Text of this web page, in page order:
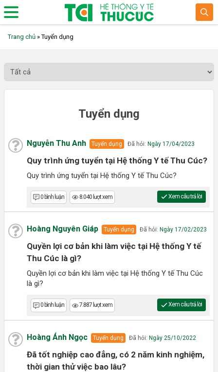
Trang chủ »Tuyển dụng
Tuyển dụng
Nguyễn Thu Anh Tuyển dụng Đã hỏi: Ngày 17/04/2023
Quy trình ứng tuyển tại Hệ thống Y tế Thu Cúc?
Quy trình ứng tuyển tại Hệ thống Y tế Thu Cúc?
0 bình luận 8.040 lượt xem Xem câu trả lời
Hoàng Nguyên Giáp Tuyển dụng Đã hỏi: Ngày 17/02/2023
Quyền lợi cơ bản khi làm việc tại Hệ thống Y tế
Thu Cúc là gì?
Quyền lợi cơ bản khi làm việc tại Hệ thống Y tế Thu Cúc
là gì?
0 bình luận 7.887 lượt xem Xem câu trả lời
Hoàng Ánh Ngọc Tuyển dụng Đã hỏi: Ngày 25/10/2022
Đã tốt nghiệp cao đẳng, có 2 năm kinh nghiệm,
thời gian thử việc bao lâu?